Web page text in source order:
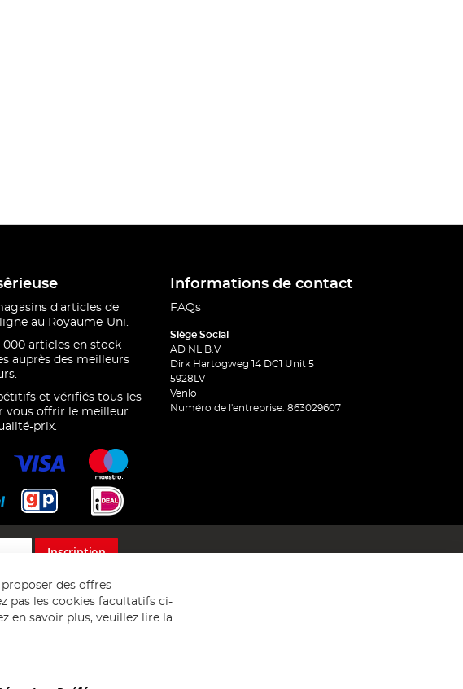
d'articles de
au Royaume-Uni.
000 articles en stock
auprès des meilleurs
et vérifiés tous les
vous offrir le meilleur
prix.
Informations de contact
FAQs
Siège Social
AD NL B.V
Dirk Hartogweg 14 DC1 Unit 5
5928LV
Venlo
Numéro de l'entreprise: 863029607
Inscription
des offres
pas les cookies facultatifs ci-
en savoir plus, veuillez lire la